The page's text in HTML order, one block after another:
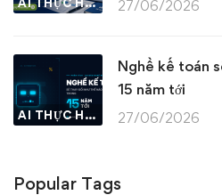
27/06/2026
AI THỰC HÀNH
Nghề kế toán
15 năm tới
27/06/2026
Popular Tags